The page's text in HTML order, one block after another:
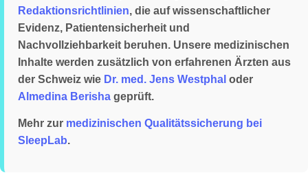
Redaktionsrichtlinien, die auf wissenschaftlicher
Evidenz, Patientensicherheit und
Nachvollziehbarkeit beruhen. Unsere medizinischen
Inhalte werden zusätzlich von erfahrenen Ärzten aus
der Schweiz wie Dr. med. Jens Westphal oder
Almedina Berisha geprüft.
Mehr zur medizinischen Qualitätssicherung bei
SleepLab.